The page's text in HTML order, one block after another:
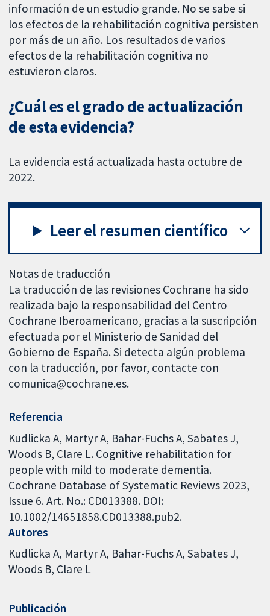
información de un estudio grande. No se sabe si
los efectos de la rehabilitación cognitiva persisten
por más de un año. Los resultados de varios
efectos de la rehabilitación cognitiva no
estuvieron claros.
¿Cuál es el grado de actualización
de esta evidencia?
La evidencia está actualizada hasta octubre de
2022.
Leer el resumen científico
Notas de traducción
La traducción de las revisiones Cochrane ha sido
realizada bajo la responsabilidad del Centro
Cochrane Iberoamericano, gracias a la suscripción
efectuada por el Ministerio de Sanidad del
Gobierno de España. Si detecta algún problema
con la traducción, por favor, contacte con
comunica@cochrane.es.
Referencia
Kudlicka A, Martyr A, Bahar-Fuchs A, Sabates J,
Woods B, Clare L. Cognitive rehabilitation for
people with mild to moderate dementia.
Cochrane Database of Systematic Reviews 2023,
Issue 6. Art. No.: CD013388. DOI:
10.1002/14651858.CD013388.pub2.
Autores
Kudlicka A Martyr A Bahar-Fuchs A Sabates J
Woods B Clare L
Publicación